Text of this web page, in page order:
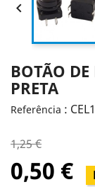

BOTÃO DE
PRETA
Referência :
1,25 €
0,50 €